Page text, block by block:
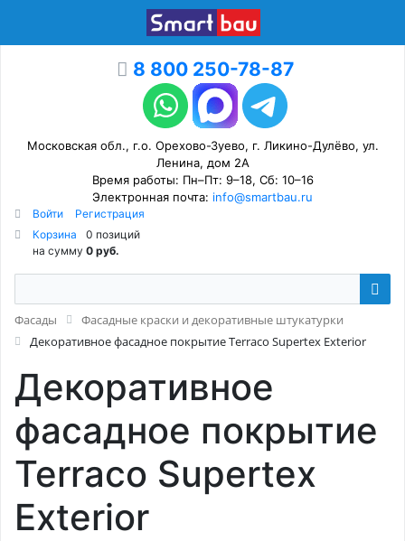
8 800 250-78-87
Московская обл., г.о. Орехово-Зуево, г. Ликино-Дулёво, ул.
Ленина, дом 2А
Время работы: Пн–Пт: 9–18, Сб: 10–16
Электронная почта: info@smartbau.ru
Войти
Регистрация
Корзина
0 позиций
на сумму 0 руб.
Фасады
Фасадные краски и декоративные штукатурки
Декоративное фасадное покрытие Terraco Supertex Exterior
Декоративное
фасадное покрытие
Terraco Supertex
Exterior